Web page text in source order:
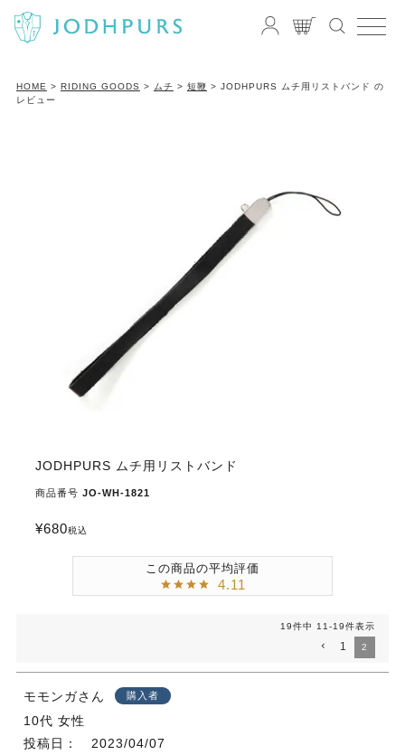
HOME RIDING GOODS ムチ 短鞭
JODHPURS ムチ用リストバンド の
レビュー
JODHPURS ムチ用リストバンド
商品番号 JO-WH-1821
¥680税込
4.11
19件中 11-19件表示
1 2
モモンガ 購入者
10代 女性
投稿日
2023/04/07